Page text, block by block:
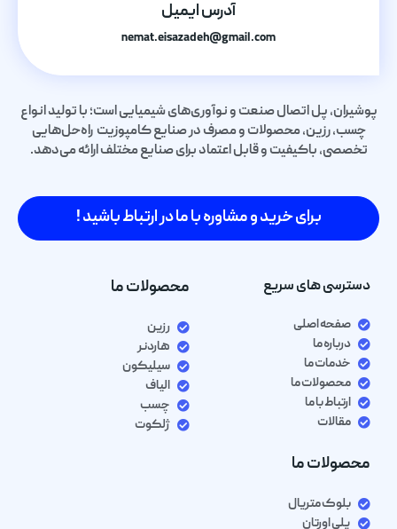
آدرس ایمیل
nemat.eisazadeh@gmail.com
پوشیران، پل اتصال صنعت و نوآوری‌های شیمیایی است؛ با تولید انواع
چسب، رزین، محصولات و مصرف در صنایع کامپوزیت راه‌حل‌هایی
تخصصی، باکیفیت و قابل اعتماد برای صنایع مختلف ارائه می‌دهد.
برای خرید و مشاوره با ما در ارتباط باشید !
دسترسی های سریع
صفحه اصلی
درباره ما
خدمات ما
محصولات ما
ارتباط با ما
مقالات
محصولات ما
رزین
هاردنر
سیلیکون
الیاف
چسب
ژلکوت
محصولات ما
بلوک متریال
پلی اورتان